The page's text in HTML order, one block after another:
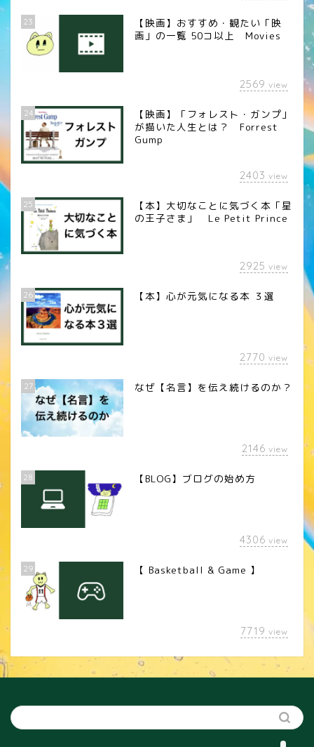
23
【映画】おすすめ・観たい「映
画」の一覧 50コ以上 Movies
2569 view
24
【映画】「フォレスト・ガンプ」
が描いた人生とは？ Forrest
Gump
2403 view
25
【本】大切なことに気づく本「星
の王子さま」 Le Petit Prince
2925 view
26 【本】心が元気になる本 ３選
2770 view
27 なぜ【名言】を伝え続けるのか？
2146 view
28 【BLOG】ブログの始め方
4306 view
29 【 Basketball & Game 】
7719 view
カメラレンズ
YouTube